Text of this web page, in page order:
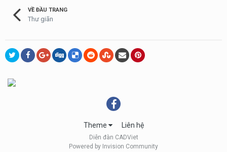
VỀ ĐẦU TRANG
Thư giãn
Theme Liên hệ
Diễn đàn CADViet
Powered by Invision Community